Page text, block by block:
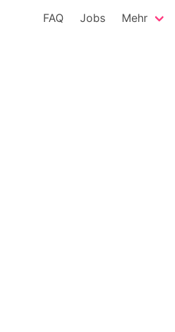
FAQ Jobs Mehr